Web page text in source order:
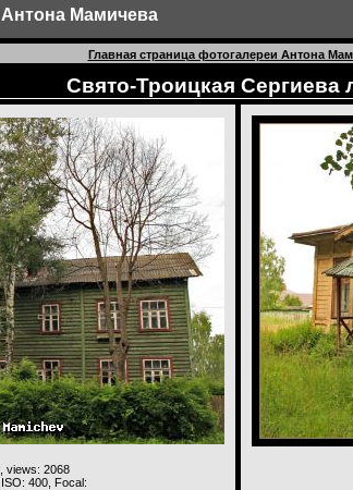
Мамичева
Главная страница фотогалереи Антона
Свято-Троицкая Сергиева
, views: 2068
400, Focal: